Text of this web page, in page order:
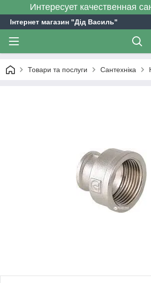
Интересует качественная
Інтернет магазин "Дід Василь"
Товари та послуги Сантехніка